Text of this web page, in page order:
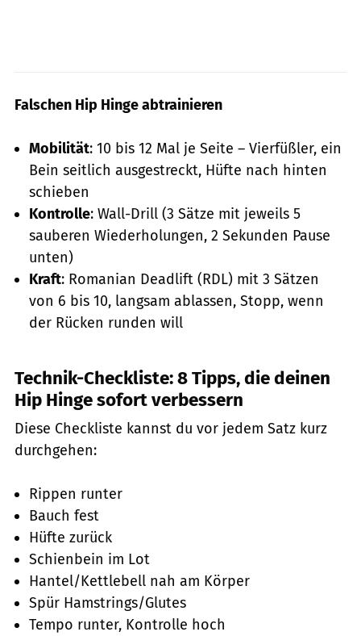
Falschen Hip Hinge abtrainieren
Mobilität: 10 bis 12 Mal je Seite – Vierfüßler, ein
Bein seitlich ausgestreckt, Hüfte nach hinten
schieben
Kontrolle: Wall-Drill (3 Sätze mit jeweils 5
sauberen Wiederholungen, 2 Sekunden Pause
unten)
Kraft: Romanian Deadlift (RDL) mit 3 Sätzen
von 6 bis 10, langsam ablassen, Stopp, wenn
der Rücken runden will
Technik-Checkliste: 8 Tipps, die deinen
Hip Hinge sofort verbessern
Diese Checkliste kannst du vor jedem Satz kurz
durchgehen:
Rippen runter
Bauch fest
Hüfte zurück
Schienbein im Lot
Hantel/Kettlebell nah am Körper
Spür Hamstrings/Glutes
Tempo runter, Kontrolle hoch